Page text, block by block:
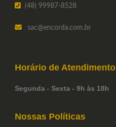
(48) 99987-8528
sac@encorda.com.br
Horário de Atendimento
Segunda - Sexta - 9h às 18h
Nossas Políticas